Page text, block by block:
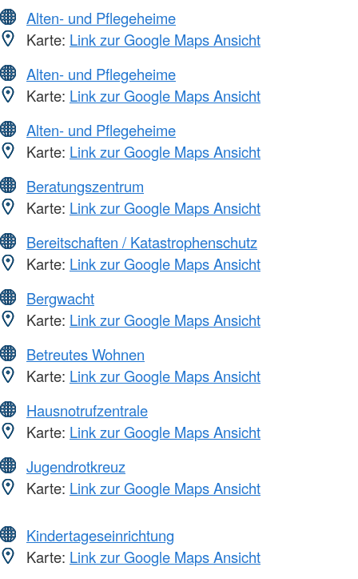
Alten- und Pflegeheime
Karte: Link zur Google Maps Ansicht
Alten- und Pflegeheime
Karte: Link zur Google Maps Ansicht
Alten- und Pflegeheime
Karte: Link zur Google Maps Ansicht
Beratungszentrum
Karte: Link zur Google Maps Ansicht
Bereitschaften / Katastrophenschutz
Karte: Link zur Google Maps Ansicht
Bergwacht
Karte: Link zur Google Maps Ansicht
Betreutes Wohnen
Karte: Link zur Google Maps Ansicht
Hausnotrufzentrale
Karte: Link zur Google Maps Ansicht
Jugendrotkreuz
Karte: Link zur Google Maps Ansicht
Kindertageseinrichtung
Karte: Link zur Google Maps Ansicht